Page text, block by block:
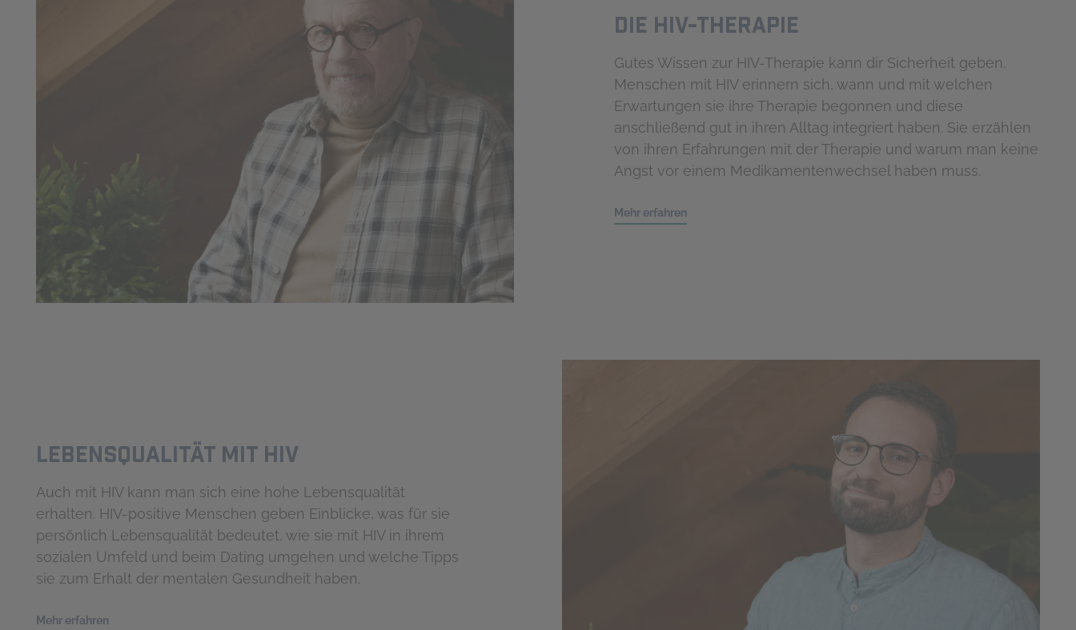
DIE HIV-THERAPIE
Gutes Wissen zur HIV-Therapie kann dir Sicherheit geben.
Menschen mit HIV erinnern sich, wann und mit welchen
Erwartungen sie ihre Therapie begonnen und diese
anschließend gut in ihren Alltag integriert haben. Sie erzählen
von ihren Erfahrungen mit der Therapie und warum man keine
Angst vor einem Medikamentenwechsel haben muss.
Mehr erfahren
Lebensqualität mit HIV
Auch mit HIV kann man sich eine hohe Lebensqualität
erhalten. HIV-positive Menschen geben Einblicke, was für sie
persönlich Lebensqualität bedeutet, wie sie mit HIV in ihrem
sozialen Umfeld und beim Dating umgehen und welche Tipps
sie zum Erhalt der mentalen Gesundheit haben.
Mehr erfahren